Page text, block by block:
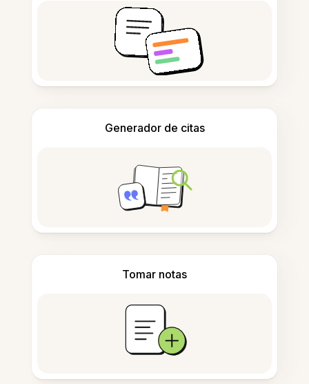
Generador de citas
Tomar notas